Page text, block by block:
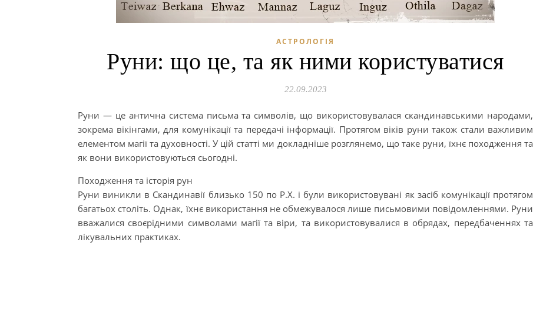
АСТРОЛОГІЯ
Руни: що це, та як ними користуватися
22.09.2023
Руни — це антична система письма та символів, що використовувалася скандинавськими народами,
зокрема вікінгами, для комунікації та передачі інформації. Протягом віків руни також стали важливим
елементом магії та духовності. У цій статті ми докладніше розглянемо, що таке руни, їхнє походження та
як вони використовуються сьогодні.
Походження та історія рун
Руни виникли в Скандинавії близько 150 по Р.Х. і були використовувані як засіб комунікації протягом
багатьох століть. Однак, їхнє використання не обмежувалося лише письмовими повідомленнями. Руни
вважалися своєрідними символами магії та віри, та використовувалися в обрядах, передбаченнях та
лікувальних практиках.